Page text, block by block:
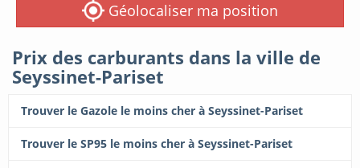
Géolocaliser ma position
Prix des carburants dans la ville de
Seyssinet-Pariset
Trouver le Gazole le moins cher à Seyssinet-Pariset
Trouver le SP95 le moins cher à Seyssinet-Pariset